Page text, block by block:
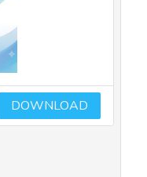
DOWNLOAD